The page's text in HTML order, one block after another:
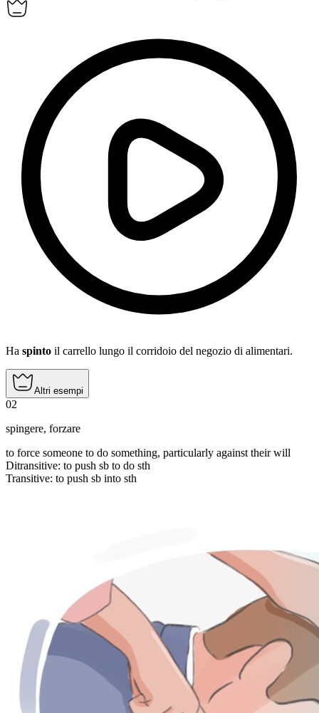
Ha spinto il carrello lungo il corridoio del negozio di alimentari.
Altri esempi
02
spingere, forzare
to force someone to do something, particularly against their will
Ditransitive: to push sb to do sth
Transitive: to push sb into sth